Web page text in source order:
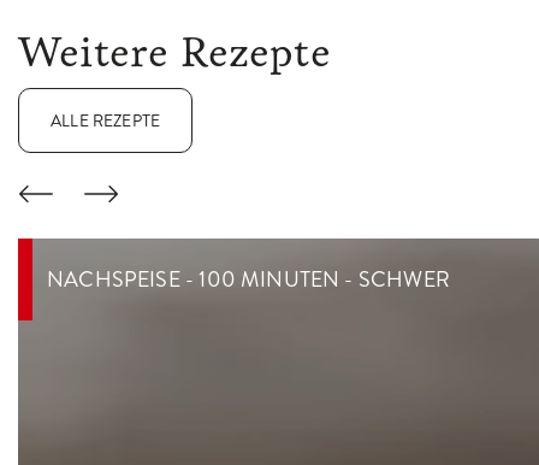
Weitere Rezepte
ALLE REZEPTE
NACHSPEISE - 100 MINUTEN - SCHWER